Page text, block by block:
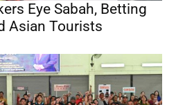
Eye Sabah, Betting
Asian Tourists